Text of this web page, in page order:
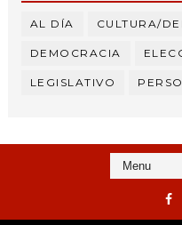
AL DÍA CULTURA/
DEMOCRACIA
LEGISLATIVO